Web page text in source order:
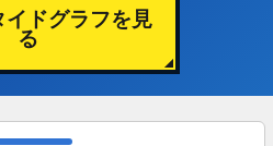
イドグラフを見
る